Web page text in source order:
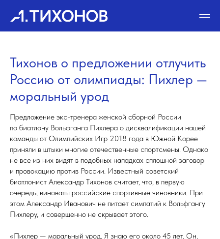
Тихонов о предложении отлучить
Россию от олимпиады: Пихлер —
моральный урод
Предложение экс-тренера женской сборной России
по биатлону Вольфганга Пихлера о дисквалификации нашей
команды от Олимпийских Игр 2018 года в Южной Корее
приняли в штыки многие отечественные спортсмены. Однако
не все из них видят в подобных нападках сплошной заговор
и провокацию против России. Известный советский
биатлонист Александр Тихонов считает, что, в первую
очередь, виноваты российские спортивные чиновники. При
этом Александр Иванович не питает симпатий к Вольфгангу
Пихлеру, и совершенно не скрывает этого.
«Пихлер — моральный урод. Я знаю его около 45 лет. Он,